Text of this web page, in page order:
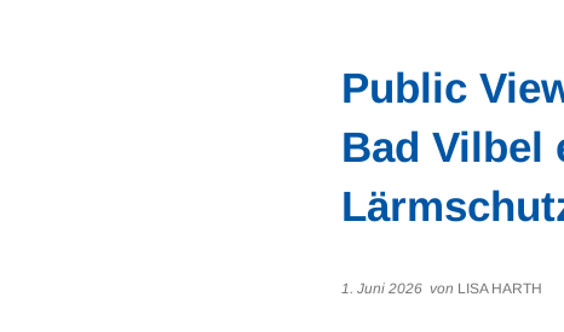
Public
Bad Vilbel
1. Juni 2026 von LISA HARTH